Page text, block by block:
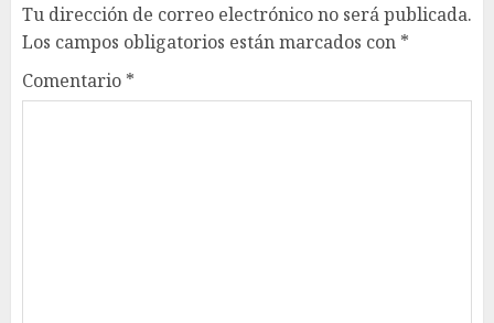
Tu dirección de correo electrónico no será publicada.
Los campos obligatorios están marcados con *
Comentario *